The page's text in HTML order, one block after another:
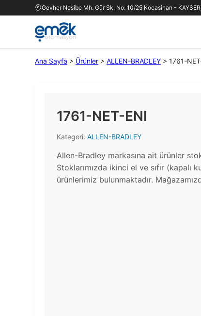
Gevher Nesibe Mh. Gür Sk. No: 10/25 Kocasinan - KAYSERİ
Ana Sayfa > Ürünler > ALLEN-BRADLEY > 1761-
1761-NET-ENI
Kategori: ALLEN-BRADLEY
Allen-Bradley markasına ait ürünler
Stoklarımızda ikinci el ve sıfır (kapalı
ürünlerimiz bulunmaktadır.​